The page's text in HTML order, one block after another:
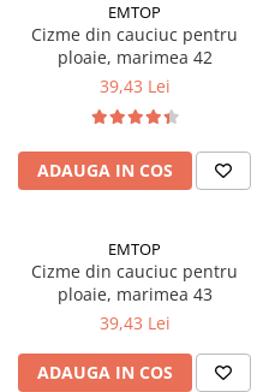
Dusumea
Lambriu
Accesorii pentru cofraje
Materiale prafoase
Ipsos
Mortare
Tencuieli decorative
Sape de egalizare, sape
autonivelante si pardoseli
EMTOP
Cizme din cauciuc pentru
ploaie, marimea 42
39,43 Lei
ADAUGA IN COS
EMTOP
Cizme din cauciuc pentru
ploaie, marimea 43
39,43 Lei
ADAUGA IN COS